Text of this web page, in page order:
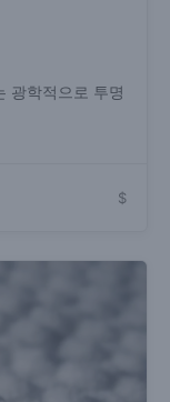
광학적으로 투명
$